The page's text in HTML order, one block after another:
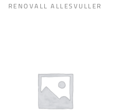
RENOVALL ALLESVULLER